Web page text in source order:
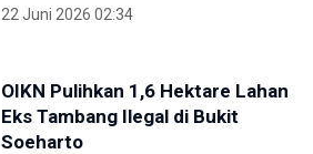
22 Juni 2026 02:34
OIKN Pulihkan 1,6 Hektare Lahan
Eks Tambang Ilegal di Bukit
Soeharto